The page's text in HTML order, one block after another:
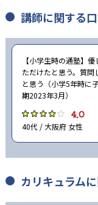
講師に関する
【小学生時の通塾】
ただけたと思う。質問
と思う（小学5年時に
期2023年3月）
4.0
40代 / 大阪府 女性
カリキュラム